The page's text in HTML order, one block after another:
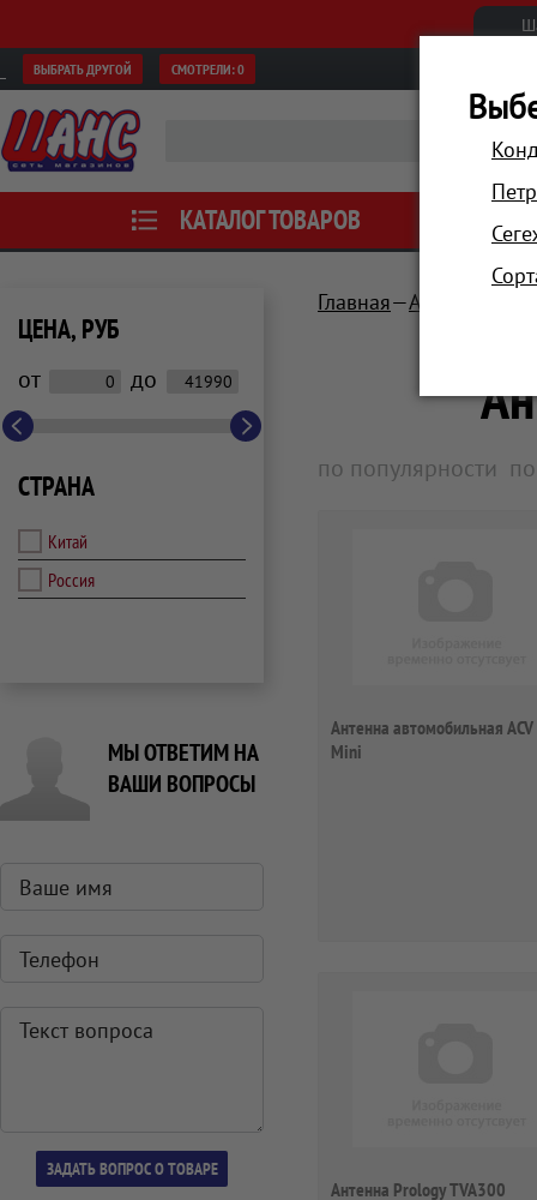
ВЫБРАТЬ ДРУГОЙ СМОТРЕЛИ:0
КАТАЛОГ ТОВАРОВ АКЦИИ
ЦЕНА, РУБ
от до
СТРАНА
Китай
Россия
МЫ ОТВЕТИМ НА
ВАШИ ВОПРОСЫ
Главная Автотовары,
по популярности
Антенна автомобильная
Mini
Антенна Prology TVA300